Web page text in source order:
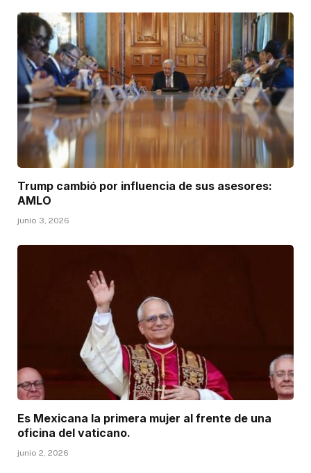
Trump cambió por influencia de sus asesores:
AMLO
junio 3, 2026
Es Mexicana la primera mujer al frente de una
oficina del vaticano.
junio 2, 2026